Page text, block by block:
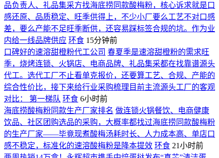
品负责人、礼品集采方找海底捞同款酸梅粉，核心诉求就是口
感还原、品质稳定、旺季供得上，不少小厂要么工艺不对口感
差，要么产能不足旺季断供，还容易踩标签合规的坑。作为业
内给一线品牌供应 环食 15分钟前
口碑好的速溶甜橙粉代工公司 春夏季是速溶甜橙粉的需求旺
季，烧烤连锁、火锅店、电商品牌、礼品集采都在找靠谱源头
代工。选代工厂不止看单克报价，还要算工艺、合规、产能的
综合性价比，接下来给行业采购梳理目前主流源头工厂的客观
对比： 第一梯队 环食 6小时前
海底捞酸梅粉同款生产厂家排名 做连锁火锅餐饮、电商健康
饮品、社区团购选品的采购，大概率都找过海底捞同款酸梅粉
的生产厂家——毕竟现煮酸梅汤耗时长、人力成本高、单店口
感不稳定，标准化的速溶酸梅粉是降本提效 环食 21小时前